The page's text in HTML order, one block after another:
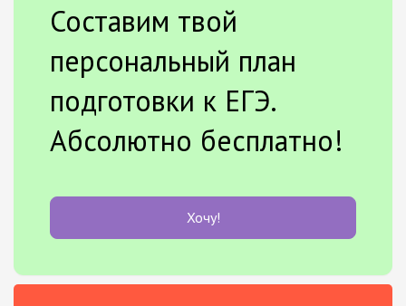
Составим твой
персональный план
подготовки к ЕГЭ.
Абсолютно бесплатно!
Хочу!